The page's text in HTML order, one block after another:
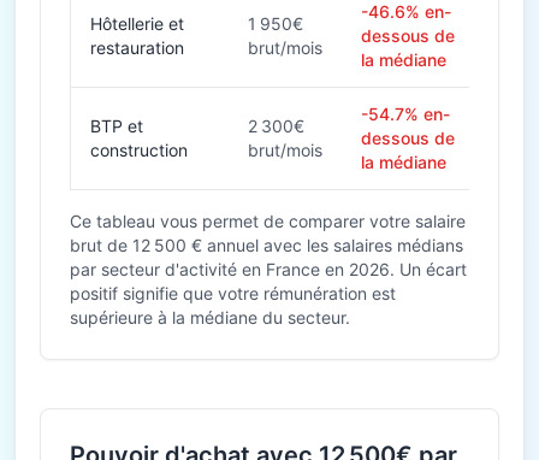
Hôtellerie et
restauration
1 950€
brut/mois
-46.6% en-
dessous de
la médiane
BTP et
construction
2 300€
brut/mois
-54.7% en-
dessous de
la médiane
Ce tableau vous permet de comparer votre salaire
brut de 12 500 € annuel avec les salaires médians
par secteur d'activité en France en 2026. Un écart
positif signifie que votre rémunération est
supérieure à la médiane du secteur.